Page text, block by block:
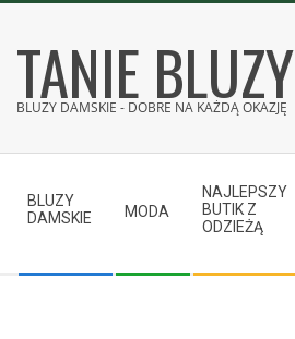
content
TANIE BLUZY
BLUZY DAMSKIE - DOBRE NA KAŻDĄ OKAZJĘ
Navigation
Menu
BLUZY
DAMSKIE
MODA
NAJLEPSZY
BUTIK Z
ODZIEŻĄ